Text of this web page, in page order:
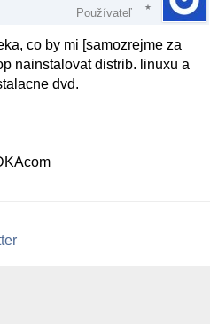
Používateľ
co by mi [samozrejme za
nainstalovat distrib. linuxu a
dvd.